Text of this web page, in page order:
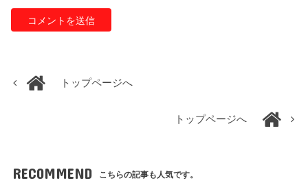
トップページへ
トップページへ
RECOMMEND こちらの記事も人気です。